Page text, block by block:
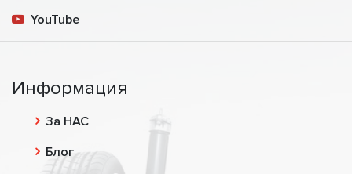
YouTube
Информация
За НАС
Блог